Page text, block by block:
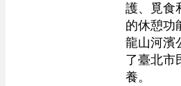
護、覓食
的休憩功
龍山河濱
了臺北市
養。